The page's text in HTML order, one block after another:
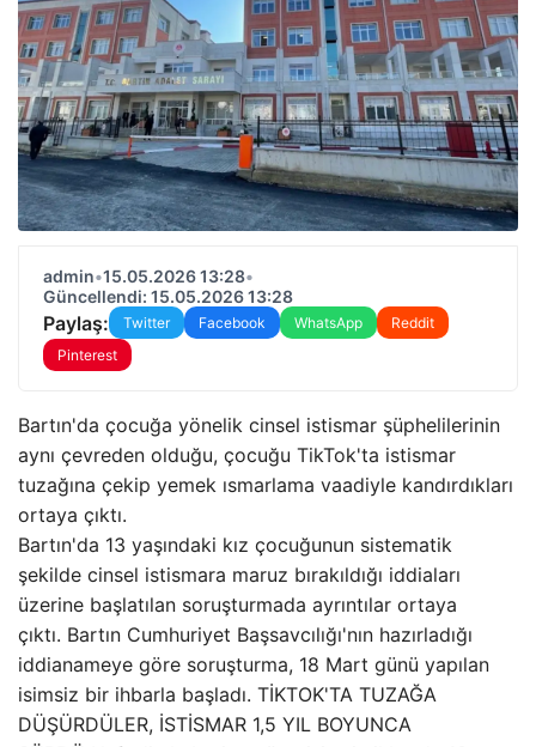
admin•15.05.2026 13:28•
Güncellendi: 15.05.2026 13:28
Paylaş: Twitter Facebook WhatsApp
Reddit
Pinterest
Bartın'da çocuğa yönelik cinsel istismar şüphelilerinin
aynı çevreden olduğu, çocuğu TikTok'ta istismar
tuzağına çekip yemek ısmarlama vaadiyle kandırdıkları
ortaya çıktı.
Bartın'da 13 yaşındaki kız çocuğunun sistematik
şekilde cinsel istismara maruz bırakıldığı iddiaları
üzerine başlatılan soruşturmada ayrıntılar ortaya
çıktı. Bartın Cumhuriyet Başsavcılığı'nın hazırladığı
iddianameye göre soruşturma, 18 Mart günü yapılan
isimsiz bir ihbarla başladı. TİKTOK'TA TUZAĞA
DÜŞÜRDÜLER, İSTİSMAR 1,5 YIL BOYUNCA